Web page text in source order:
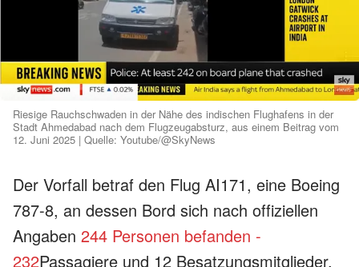
Riesige Rauchschwaden in der Nähe des indischen Flughafens in der
Stadt Ahmedabad nach dem Flugzeugabsturz, aus einem Beitrag vom
12. Juni 2025 | Quelle: Youtube/@SkyNews
Der Vorfall betraf den Flug AI171, eine Boeing
787-8, an dessen Bord sich nach offiziellen
Angaben 244 Personen befanden -
232Passagiere und 12 Besatzungsmitglieder.